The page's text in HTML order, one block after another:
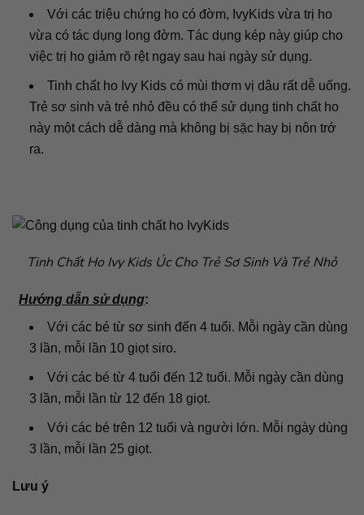
Với các triệu chứng ho có đờm, IvyKids vừa trị ho
vừa có tác dụng long đờm. Tác dụng kép này giúp cho
việc trị ho giảm rõ rệt ngay sau hai ngày sử dụng.
Tinh chất ho Ivy Kids có mùi thơm vị dâu rất dễ uống.
Trẻ sơ sinh và trẻ nhỏ đều có thể sử dụng tinh chất ho
này một cách dễ dàng mà không bị sặc hay bị nôn trớ
ra.
Tinh Chất Ho Ivy Kids Úc Cho Trẻ Sơ Sinh Và Trẻ Nhỏ
Hướng dẫn sử dụng:
Với các bé từ sơ sinh đến 4 tuổi. Mỗi ngày cần dùng
3 lần, mỗi lần 10 giọt siro.
Với các bé từ 4 tuổi đến 12 tuổi. Mỗi ngày cần dùng
3 lần, mỗi lần từ 12 đến 18 giọt.
Với các bé trên 12 tuổi và người lớn. Mỗi ngày dùng
3 lần, mỗi lần 25 giọt.
Lưu ý